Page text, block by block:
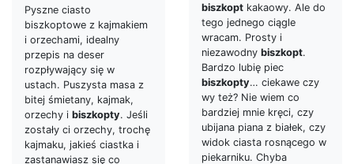
biszkopt kakaowy. Ale do
tego jednego ciągle
wracam. Prosty i
niezawodny biszkopt.
Bardzo lubię piec
biszkopty… ciekawe czy
wy też? Nie wiem co
bardziej mnie kręci, czy
ubijana piana z białek, czy
widok ciasta rosnącego w
piekarniku. Chyba
Pyszne ciasto
biszkoptowe z kajmakiem
i orzechami, idealny
przepis na deser
rozpływający się w
ustach. Puszysta masa z
bitej śmietany, kajmak,
orzechy i biszkopty. Jeśli
zostały ci orzechy, trochę
kajmaku, jakieś ciastka i
zastanawiasz się co